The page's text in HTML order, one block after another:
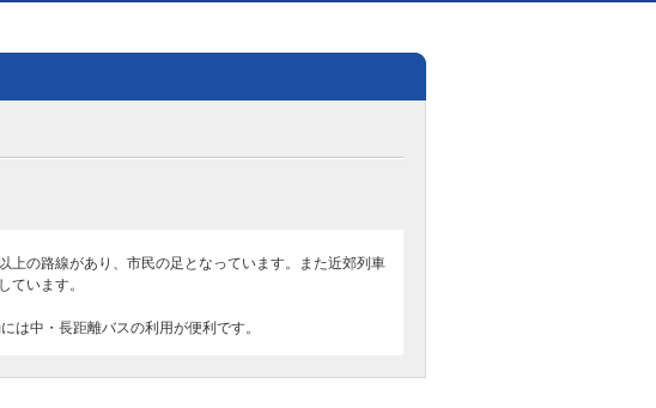
上の路線があり、市民の足となっています。また近郊列車
ています。
は中・長距離バスの利用が便利です。